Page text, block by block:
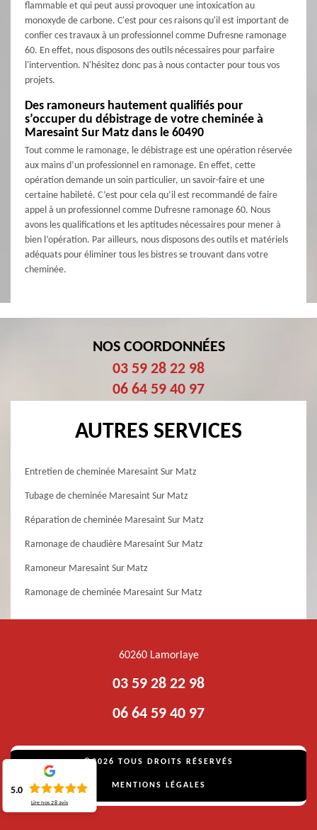
flammable et qui peut aussi provoquer une intoxication au
monoxyde de carbone. C'est pour ces raisons qu'il est important de
confier ces travaux à un professionnel comme Dufresne ramonage
60. En effet, nous disposons des outils nécessaires pour parfaire
l'intervention. N'hésitez donc pas à nous contacter pour tous vos
projets.
Des ramoneurs hautement qualifiés pour
s’occuper du débistrage de votre cheminée à
Maresaint Sur Matz dans le 60490
Tout comme le ramonage, le débistrage est une opération réservée
aux mains d’un professionnel en ramonage. En effet, cette
opération demande un soin particulier, un savoir-faire et une
certaine habileté. C’est pour cela qu’il est recommandé de faire
appel à un professionnel comme Dufresne ramonage 60. Nous
avons les qualifications et les aptitudes nécessaires pour mener à
bien l’opération. Par ailleurs, nous disposons des outils et matériels
adéquats pour éliminer tous les bistres se trouvant dans votre
cheminée.
NOS COORDONNÉES
03 59 28 22 98
06 64 59 40 97
AUTRES SERVICES
Entretien de cheminée Maresaint Sur Matz
Tubage de cheminée Maresaint Sur Matz
Réparation de cheminée Maresaint Sur Matz
Ramonage de chaudière Maresaint Sur Matz
Ramoneur Maresaint Sur Matz
Ramonage de cheminée Maresaint Sur Matz
60260 Lamorlaye
03 59 28 22 98
06 64 59 40 97
©2026 TOUS DROITS RÉSERVÉS
MENTIONS LÉGALES
5.0
Lire nos28 avis